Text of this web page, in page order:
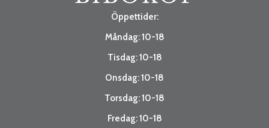
Öppettider:
Måndag: 10-18
Tisdag: 10-18
Onsdag: 10-18
Torsdag: 10-18
Fredag: 10-18